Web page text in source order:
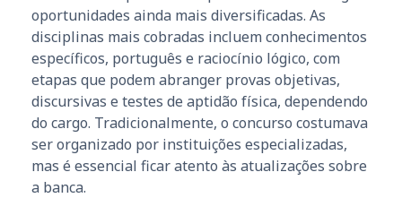
oportunidades ainda mais diversificadas. As
disciplinas mais cobradas incluem conhecimentos
específicos, português e raciocínio lógico, com
etapas que podem abranger provas objetivas,
discursivas e testes de aptidão física, dependendo
do cargo. Tradicionalmente, o concurso costumava
ser organizado por instituições especializadas,
mas é essencial ficar atento às atualizações sobre
a banca.